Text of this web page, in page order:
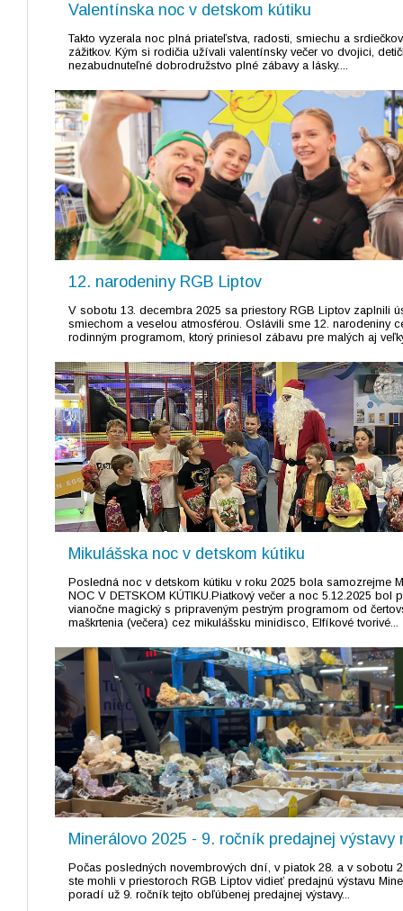
Valentínska noc v detskom kútiku
Takto vyzerala noc plná priateľstva, radosti, smiechu a
zážitkov. Kým si rodičia užívali valentínsky večer vo dvojici,
nezabudnuteľné dobrodružstvo plné zábavy a lásky....
12. narodeniny RGB Liptov
V sobotu 13. decembra 2025 sa priestory RGB Liptov zaplnili
smiechom a veselou atmosférou. Oslávili sme 12. narodeniny
rodinným programom, ktorý priniesol zábavu pre malých aj
Mikulášska noc v detskom kútiku
Posledná noc v detskom kútiku v roku 2025 bola samozrejme
NOC V DETSKOM KÚTIKU.Piatkový večer a noc 5.12.2025 bol
vianočne magický s pripraveným pestrým programom od
maškrtenia (večera) cez mikulášsku minidisco, Elfíkové tvorivé...
Minerálovo 2025 - 9. ročník predajnej výstavy
Počas posledných novembrových dní, v piatok 28. a v sobotu
ste mohli v priestoroch RGB Liptov vidieť predajnú výstavu
poradí už 9. ročník tejto obľúbenej predajnej výstavy...